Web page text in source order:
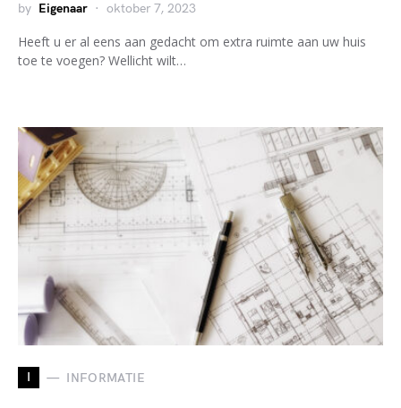
by Eigenaar oktober 7, 2023
Heeft u er al eens aan gedacht om extra ruimte aan uw huis
toe te voegen? Wellicht wilt…
I INFORMATIE